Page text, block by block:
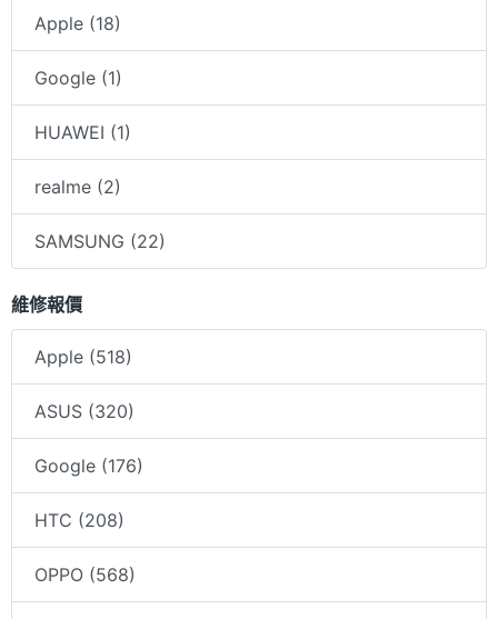
Apple (18)
Google (1)
HUAWEI (1)
realme (2)
SAMSUNG (22)
維修報價
Apple (518)
ASUS (320)
Google (176)
HTC (208)
OPPO (568)